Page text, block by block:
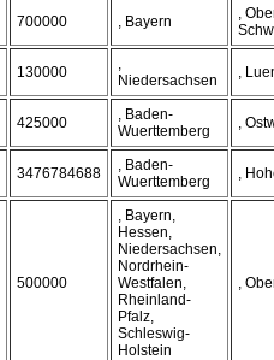
700000 , Bayern
,
130000
,
Niedersachsen
,
425000
, Baden-
Wuerttemberg
,
3476784688
, Baden-
Wuerttemberg
,
500000
, Bayern,
Hessen,
Niedersachsen,
Nordrhein-
Westfalen,
Rheinland-
Pfalz,
Schleswig-
Holstein
,